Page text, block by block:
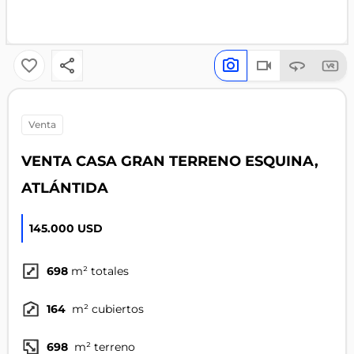
venta
VENTA CASA GRAN TERRENO ESQUINA,
ATLÁNTIDA
145.000 USD
698 m² totales
164 m² cubiertos
698 m² terreno